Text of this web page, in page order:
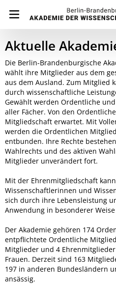
Aktuelle
Die Berlin-Brandenburgische
wählt ihre Mitglieder aus dem
aus dem Ausland. Zum Mitglied
durch wissenschaftliche
Gewählt werden Ordentliche
aller Fächer. Von den
Mitgliedschaft erwartet. Mit
werden die Ordentlichen
entbunden. Ihre Rechte
Wahlrechts und des aktiven
Mitglieder unverändert fort.
Mit der Ehrenmitgliedschaft
Wissenschaftlerinnen und
sich durch ihre Lebensleistung
Anwendung in besonderer
Der Akademie gehören 174
entpflichtete Ordentliche
Mitglieder und 4
Frauen. Derzeit sind 163
197 in anderen Bundesländern
ansässig.